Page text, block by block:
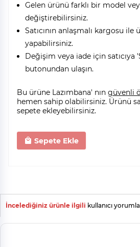
Gelen ürünü farklı bir model
değiştirebilirsiniz.
Satıcının anlaşmalı kargosu ile
yapabilirsiniz.
Değişim veya iade için satıcıya
butonundan ulaşın.
Bu ürüne Lazımbana' nın güvenli
hemen sahip olabilirsiniz. Ürünü
sepete ekleyebilirsiniz.
Sepete Ekle
İncelediğiniz ürünle ilgili kullanıcı